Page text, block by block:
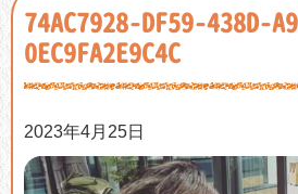
74AC7928-DF59-438D-
0EC9FA2E9C4C
2023年4月25日